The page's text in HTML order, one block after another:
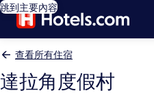
跳到主要內容
查看所有住宿
達拉角度假村